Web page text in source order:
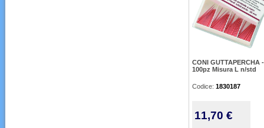
CONI GUTTAPERCHA -
100pz Misura L n/std
Codice: 1830187
11,70 €